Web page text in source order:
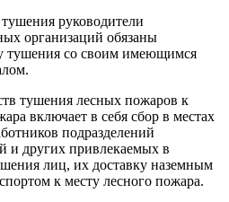
руководители
организаций обязаны
тушения со своим имеющимся
тушения лесных пожаров к
включает в себя сбор в местах
подразделений
и других привлекаемых в
лиц, их доставку наземным
к месту лесного пожара.